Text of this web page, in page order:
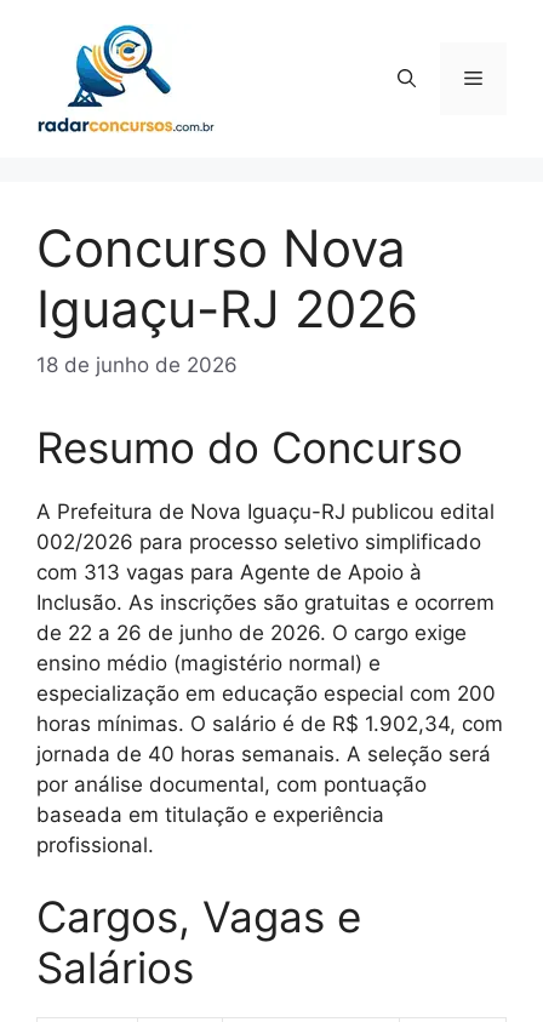
conteúdo
Menu
Concurso Nova
Iguaçu-RJ 2026
18 de junho de 2026
Resumo do Concurso
A Prefeitura de Nova Iguaçu-RJ publicou edital
002/2026 para processo seletivo simplificado
com 313 vagas para Agente de Apoio à
Inclusão. As inscrições são gratuitas e ocorrem
de 22 a 26 de junho de 2026. O cargo exige
ensino médio (magistério normal) e
especialização em educação especial com 200
horas mínimas. O salário é de R$ 1.902,34, com
jornada de 40 horas semanais. A seleção será
por análise documental, com pontuação
baseada em titulação e experiência
profissional.
Cargos, Vagas e
Salários